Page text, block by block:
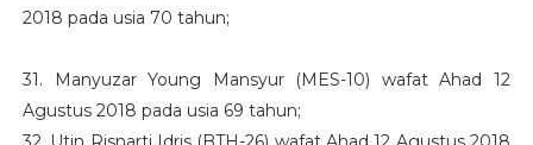
2018 pada usia 70 tahun;
31. Manyuzar Young Mansyur (MES-10) wafat Ahad 12
Agustus 2018 pada usia 69 tahun;